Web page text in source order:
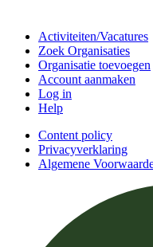
Activiteiten/Vacatures
Zoek Organisaties
Organisatie toevoegen
Account aanmaken
Log in
Help
Content policy
Privacyverklaring
Algemene